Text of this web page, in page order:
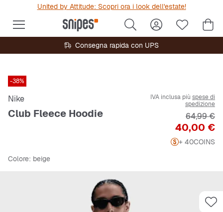
United by Attitude: Scopri ora i look dell'estate!
Consegna rapida con UPS
-38%
Nike
Club Fleece Hoodie
IVA inclusa più spese di
spedizione
Prezzo
40,00 €
Prezzo
64,99 €
+ 40COINS
Colore: beige